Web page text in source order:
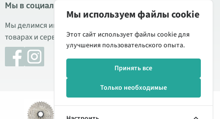
Добавить
Мы в социальных сетях
Мы делимся информацией о выгодных акциях, новых
товарах и сервисе. Иногда публикуем обзоры продукции.
© 2026 Veloplus OÜ. Все права защищены
Мы используем файлы cookie
Этот сайт использует файлы cookie для
улучшения пользовательского опыта.
Принять все
Только необходимые